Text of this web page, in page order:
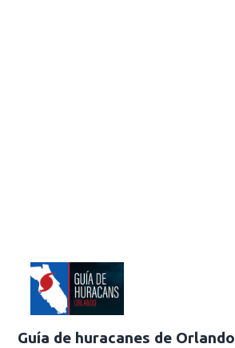
Guía de huracanes de Orlando